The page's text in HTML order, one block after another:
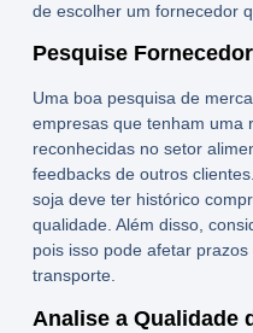
de escolher um fornecedor
Pesquise
Uma boa pesquisa de
empresas que tenham uma
reconhecidas no setor
feedbacks de outros
sojadeve ter histórico
qualidade. Além disso,
pois isso pode afetar
transporte.
Analise a Qualidade